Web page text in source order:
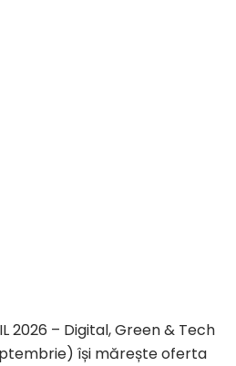
2026 – Digital, Green & Tech
își mărește oferta